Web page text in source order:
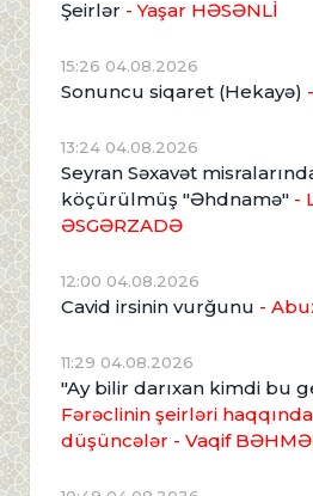
Şeirlər - Yaşar HƏSƏNLİ
15:26 04.08.2026
Sonuncu siqaret (Hekayə)
13:24 04.08.2026
Seyran Səxavət
köçürülmüş "Əhdnamə" -
ƏSGƏRZADƏ
12:00 04.08.2026
Cavid irsinin vurğunu -
11:29 04.08.2026
"Ay bilir darıxan kimdi bu
Fərəclinin şeirləri
düşüncələr - Vaqif